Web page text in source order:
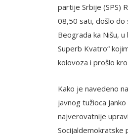
partije Srbije (SPS)
08,50 sati, došlo do
Beograda ka Nišu,
Superb Kvatro“
kolovoza i prošlo
Kako je navedeno
javnog tužioca
najverovatnije
Socijaldemokratske